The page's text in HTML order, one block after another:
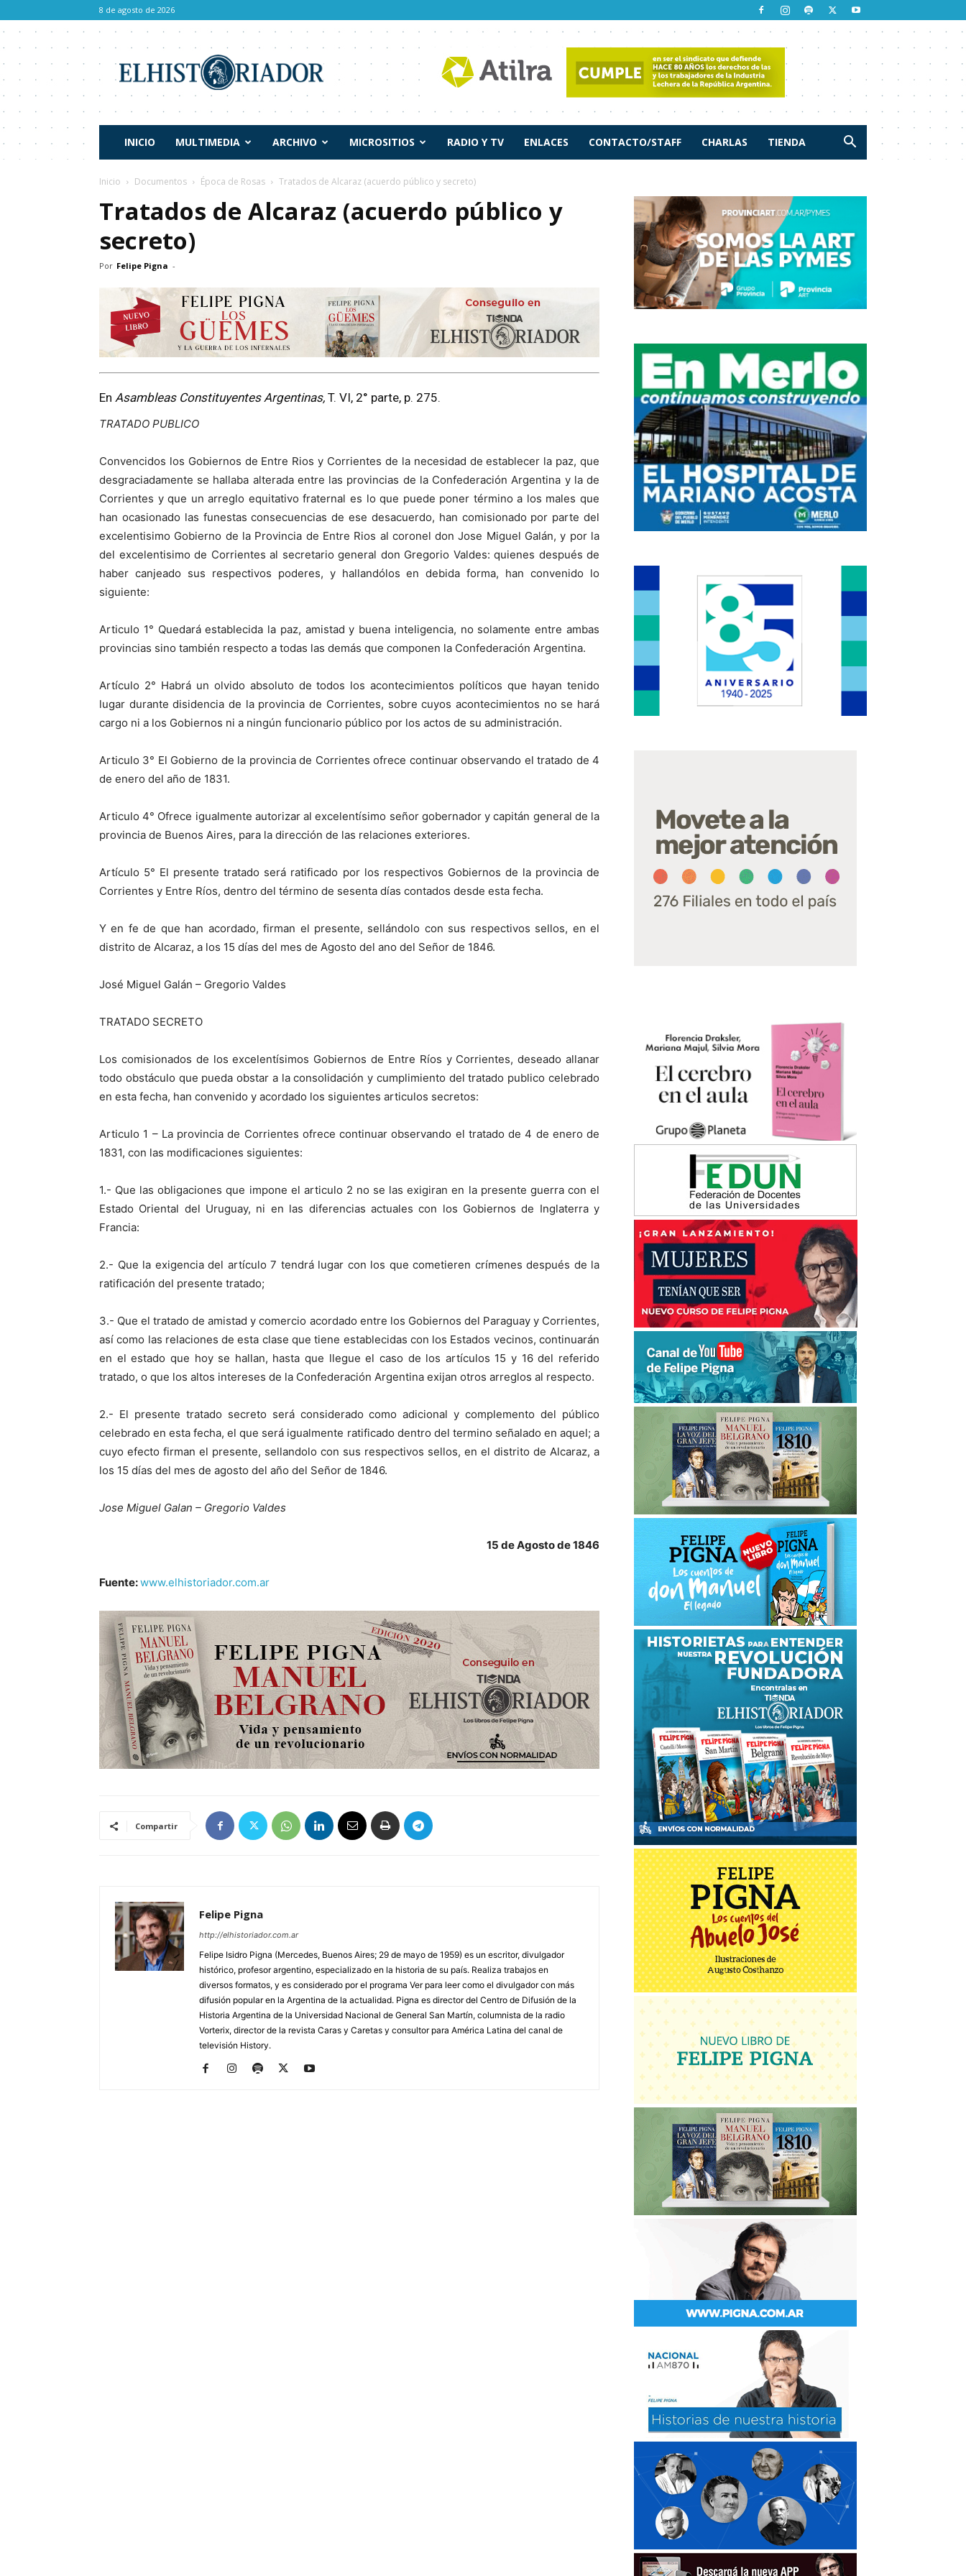
8 de agosto de 2026
Historiador
INICIO MULTIMEDIA ARCHIVO MICROSITIOS RADIO Y TV ENLACES CONTACTO/STAFF CHARLAS TIENDA
Inicio Documentos Época de Rosas Tratados de Alcaraz (acuerdo público y secreto)
Tratados de Alcaraz (acuerdo público y
secreto)
Por Felipe Pigna -
En Asambleas Constituyentes Argentinas, T. VI, 2° parte, p. 275.
TRATADO PUBLICO
Convencidos los Gobiernos de Entre Rios y Corrientes de la necesidad de establecer la paz, que
desgraciadamente se hallaba alterada entre las provincias de la Confederación Argentina y la de
Corrientes y que un arreglo equitativo fraternal es lo que puede poner término a los males que
han ocasionado las funestas consecuencias de ese desacuerdo, han comisionado por parte del
excelentisimo Gobierno de la Provincia de Entre Rios al coronel don Jose Miguel Galán, y por la
del excelentisimo de Corrientes al secretario general don Gregorio Valdes: quienes después de
haber canjeado sus respectivos poderes, y hallandólos en debida forma, han convenido lo
siguiente:
Articulo 1° Quedará establecida la paz, amistad y buena inteligencia, no solamente entre ambas
provincias sino también respecto a todas las demás que componen la Confederación Argentina.
Artículo 2° Habrá un olvido absoluto de todos los acontecimientos políticos que hayan tenido
lugar durante disidencia de la provincia de Corrientes, sobre cuyos acontecimientos no se hará
cargo ni a los Gobiernos ni a ningún funcionario público por los actos de su administración.
Articulo 3° El Gobierno de la provincia de Corrientes ofrece continuar observando el tratado de 4
de enero del año de 1831.
Articulo 4° Ofrece igualmente autorizar al excelentísimo señor gobernador y capitán general de la
provincia de Buenos Aires, para la dirección de las relaciones exteriores.
Artículo 5° El presente tratado será ratificado por los respectivos Gobiernos de la provincia de
Corrientes y Entre Ríos, dentro del término de sesenta días contados desde esta fecha.
Y en fe de que han acordado, firman el presente, sellándolo con sus respectivos sellos, en el
distrito de Alcaraz, a los 15 días del mes de Agosto del ano del Señor de 1846.
José Miguel Galán – Gregorio Valdes
TRATADO SECRETO
Los comisionados de los excelentísimos Gobiernos de Entre Ríos y Corrientes, deseado allanar
todo obstáculo que pueda obstar a la consolidación y cumplimiento del tratado publico celebrado
en esta fecha, han convenido y acordado los siguientes articulos secretos:
Articulo 1 – La provincia de Corrientes ofrece continuar observando el tratado de 4 de enero de
1831, con las modificaciones siguientes:
1.- Que las obligaciones que impone el articulo 2 no se las exigiran en la presente guerra con el
Estado Oriental del Uruguay, ni en las diferencias actuales con los Gobiernos de Inglaterra y
Francia:
2.- Que la exigencia del artículo 7 tendrá lugar con los que cometieren crímenes después de la
ratificación del presente tratado;
3.- Que el tratado de amistad y comercio acordado entre los Gobiernos del Paraguay y Corrientes,
así como las relaciones de esta clase que tiene establecidas con los Estados vecinos, continuarán
en el estado que hoy se hallan, hasta que llegue el caso de los artículos 15 y 16 del referido
tratado, o que los altos intereses de la Confederación Argentina exijan otros arreglos al respecto.
2.- El presente tratado secreto será considerado como adicional y complemento del público
celebrado en esta fecha, el que será igualmente ratificado dentro del termino señalado en aquel; a
cuyo efecto firman el presente, sellandolo con sus respectivos sellos, en el distrito de Alcaraz, a
los 15 días del mes de agosto del año del Señor de 1846.
Jose Miguel Galan – Gregorio Valdes
15 de Agosto de 1846
Fuente:www.elhistoriador.com.ar
Compartir
Felipe Pigna
http://elhistoriador.com.ar
Felipe Isidro Pigna (Mercedes, Buenos Aires; 29 de mayo de 1959) es un escritor, divulgador
histórico, profesor argentino, especializado en la historia de su país. Realiza trabajos en
diversos formatos, y es considerado por el programa Ver para leer como el divulgador con más
difusión popular en la Argentina de la actualidad. Pigna es director del Centro de Difusión de la
Historia Argentina de la Universidad Nacional de General San Martín, columnista de la radio
Vorterix, director de la revista Caras y Caretas y consultor para América Latina del canal de
televisión History.